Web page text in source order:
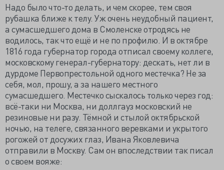
Надо было что-то делать, и чем скорее, тем своя
рубашка ближе к телу. Уж очень неудобный пациент,
а сумасшедшего дома в Смоленске отродясь не
водилось, так что ещё и не по профилю. И в октябре
1816 года губернатор города отписал своему коллеге,
московскому генерал-губернатору: дескать, нет ли в
дурдоме Первопрестольной одного местечка? Не за
себя, мол, прошу, а за нашего местного
сумасшедшего. Местечко сыскалось только через год:
всё-таки ни Москва, ни доллгауз московский не
резиновые ни разу. Тёмной и стылой октябрьской
ночью, на телеге, связанного веревками и укрытого
рогожей от досужих глаз, Ивана Яковлевича
отправили в Москву. Сам он впоследствии так писал
о своем вояже: